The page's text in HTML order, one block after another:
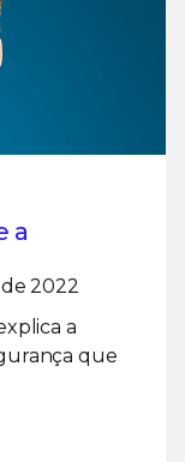
a
de 2022
a
que